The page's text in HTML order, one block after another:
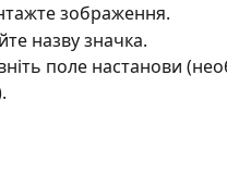
зображення.
назву значка.
поле настанови